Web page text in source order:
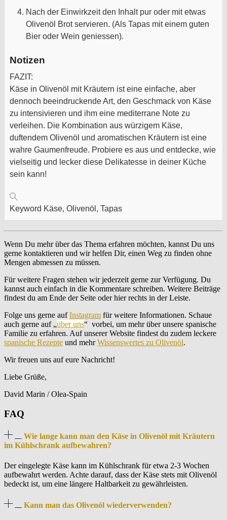
Nach der Einwirkzeit den Inhalt pur oder mit etwas
Olivenöl Brot servieren. (Als Tapas mit einem guten
Bier oder Wein geniessen).
Notizen
FAZIT:
Käse in Olivenöl mit Kräutern ist eine einfache, aber
dennoch beeindruckende Art, den Geschmack von Käse
zu intensivieren und ihm eine mediterrane Note zu
verleihen. Die Kombination aus würzigem Käse,
duftendem Olivenöl und aromatischen Kräutern ist eine
wahre Gaumenfreude. Probiere es aus und entdecke, wie
vielseitig und lecker diese Delikatesse in deiner Küche
sein kann!
Keyword Käse, Olivenöl, Tapas
Wenn Du mehr über das Thema erfahren möchten, kannst Du uns
gerne kontaktieren und wir helfen Dir, einen Weg zu finden ohne
Mengen abmessen zu müssen.
Für weitere Fragen stehen wir jederzeit gerne zur Verfügung. Du
kannst auch einfach in die Kommentare schreiben. Weitere Beiträge
findest du am Ende der Seite oder hier rechts in der Leiste.
Folge uns gerne aufInstagram für weitere Informationen. Schaue
auch gerne auf „über uns“ vorbei, um mehr über unsere spanische
Familie zu erfahren. Auf unserer Website findest du zudem leckere
spanische Rezepte und mehrWissenswertes zu Olivenöl.
Wir freuen uns auf eure Nachricht!
Liebe Grüße,
David Marin / Olea-Spain
FAQ
Wie lange kann man den Käse in Olivenöl mit Kräutern
im Kühlschrank aufbewahren?
Der eingelegte Käse kann im Kühlschrank für etwa 2-3 Wochen
aufbewahrt werden. Achte darauf, dass der Käse stets mit Olivenöl
bedeckt ist, um eine längere Haltbarkeit zu gewährleisten.
Kann man das Olivenöl wiederverwenden?